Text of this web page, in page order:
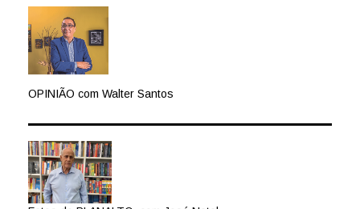
OPINIÃO com Walter Santos